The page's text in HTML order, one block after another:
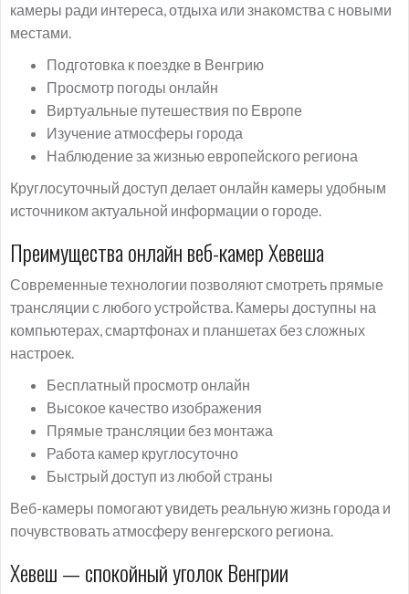
камеры ради интереса, отдыха или знакомства с новыми
местами.
Подготовка к поездке в Венгрию
Просмотр погоды онлайн
Виртуальные путешествия по Европе
Изучение атмосферы города
Наблюдение за жизнью европейского региона
Круглосуточный доступ делает онлайн камеры удобным
источником актуальной информации о городе.
Преимущества онлайн веб-камер Хевеша
Современные технологии позволяют смотреть прямые
трансляции с любого устройства. Камеры доступны на
компьютерах, смартфонах и планшетах без сложных
настроек.
Бесплатный просмотр онлайн
Высокое качество изображения
Прямые трансляции без монтажа
Работа камер круглосуточно
Быстрый доступ из любой страны
Веб-камеры помогают увидеть реальную жизнь города и
почувствовать атмосферу венгерского региона.
Хевеш — спокойный уголок Венгрии